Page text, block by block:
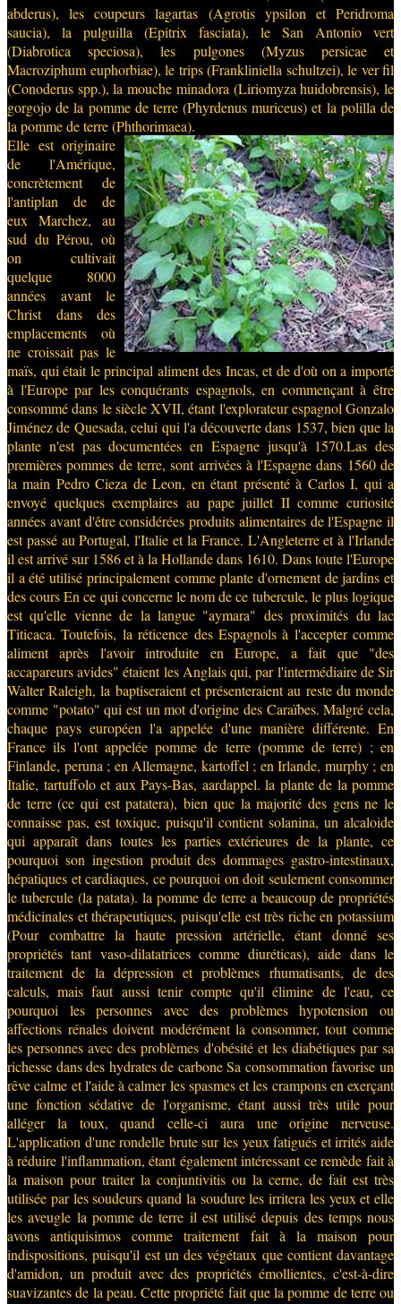
abderus), les coupeurs lagartas (Agrotis ypsilon et Peridroma
saucia), la pulguilla (Epitrix fasciata), le San Antonio vert
(Diabrotica speciosa), les pulgones (Myzus persicae et
Macroziphum euphorbiae), le trips (Frankliniella schultzei), le ver fil
(Conoderus spp.), la mouche minadora (Liriomyza huidobrensis), le
gorgojo de la pomme de terre (Phyrdenus muriceus) et la polilla de
la pomme de terre (Phthorimaea).
Elle est originaire
de l'Amérique,
concrètement de
l'antiplan de de
eux Marchez, au
sud du Pérou, où
on cultivait
quelque 8000
années avant le
Christ dans des
emplacements où
ne croissait pas le
maïs, qui était le principal aliment des Incas, et de d'où on a importé
à l'Europe par les conquérants espagnols, en commençant à être
consommé dans le siècle XVII, étant l'explorateur espagnol Gonzalo
Jiménez de Quesada, celui qui l'a découverte dans 1537, bien que la
plante n'est pas documentées en Espagne jusqu'à 1570.Las des
premières pommes de terre, sont arrivées à l'Espagne dans 1560 de
la main Pedro Cieza de Leon, en étant présenté à Carlos I, qui a
envoyé quelques exemplaires au pape juillet II comme curiosité
années avant d'être considérées produits alimentaires de l'Espagne il
est passé au Portugal, l'Italie et la France. L'Angleterre et à l'Irlande
il est arrivé sur 1586 et à la Hollande dans 1610. Dans toute l'Europe
il a été utilisé principalement comme plante d'ornement de jardins et
des cours En ce qui concerne le nom de ce tubercule, le plus logique
est qu'elle vienne de la langue "aymara" des proximités du lac
Titicaca. Toutefois, la réticence des Espagnols à l'accepter comme
aliment après l'avoir introduite en Europe, a fait que "des
accapareurs avides" étaient les Anglais qui, par l'intermédiaire de Sir
Walter Raleigh, la baptiseraient et présenteraient au reste du monde
comme "potato" qui est un mot d'origine des Caraïbes. Malgré cela,
chaque pays européen l'a appelée d'une manière différente. En
France ils l'ont appelée pomme de terre (pomme de terre) ; en
Finlande, peruna ; en Allemagne, kartoffel ; en Irlande, murphy ; en
Italie, tartuffolo et aux Pays-Bas, aardappel. la plante de la pomme
de terre (ce qui est patatera), bien que la majorité des gens ne le
connaisse pas, est toxique, puisqu'il contient solanina, un alcaloide
qui apparaît dans toutes les parties extérieures de la plante, ce
pourquoi son ingestion produit des dommages gastro-intestinaux,
hépatiques et cardiaques, ce pourquoi on doit seulement consommer
le tubercule (la patata). la pomme de terre a beaucoup de propriétés
médicinales et thérapeutiques, puisqu'elle est très riche en potassium
(Pour combattre la haute pression artérielle, étant donné ses
propriétés tant vaso-dilatatrices comme diuréticas), aide dans le
traitement de la dépression et problèmes rhumatisants, de des
calculs, mais faut aussi tenir compte qu'il élimine de l'eau, ce
pourquoi les personnes avec des problèmes hypotension ou
affections rénales doivent modérément la consommer, tout comme
les personnes avec des problèmes d'obésité et les diabétiques par sa
richesse dans des hydrates de carbone Sa consommation favorise un
rêve calme et l'aide à calmer les spasmes et les crampons en exerçant
une fonction sédative de l'organisme, étant aussi très utile pour
alléger la toux, quand celle-ci aura une origine nerveuse.
L'application d'une rondelle brute sur les yeux fatigués et irrités aide
à réduire l'inflammation, étant également intéressant ce remède fait à
la maison pour traiter la conjuntivitis ou la cerne, de fait est très
utilisée par les soudeurs quand la soudure les irritera les yeux et elle
les aveugle la pomme de terre il est utilisé depuis des temps nous
avons antiquisimos comme traitement fait à la maison pour
indispositions, puisqu'il est un des végétaux que contient davantage
d'amidon, un produit avec des propriétés émollientes, c'est-à-dire
suavizantes de la peau. Cette propriété fait que la pomme de terre ou